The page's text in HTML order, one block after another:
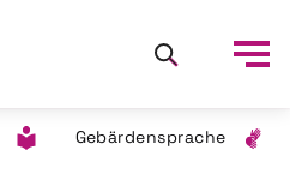
Gebärdensprache